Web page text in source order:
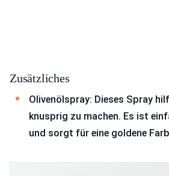
Zusätzliches
Olivenölspray: Dieses Spray
knusprig zu machen. Es ist
und sorgt für eine goldene